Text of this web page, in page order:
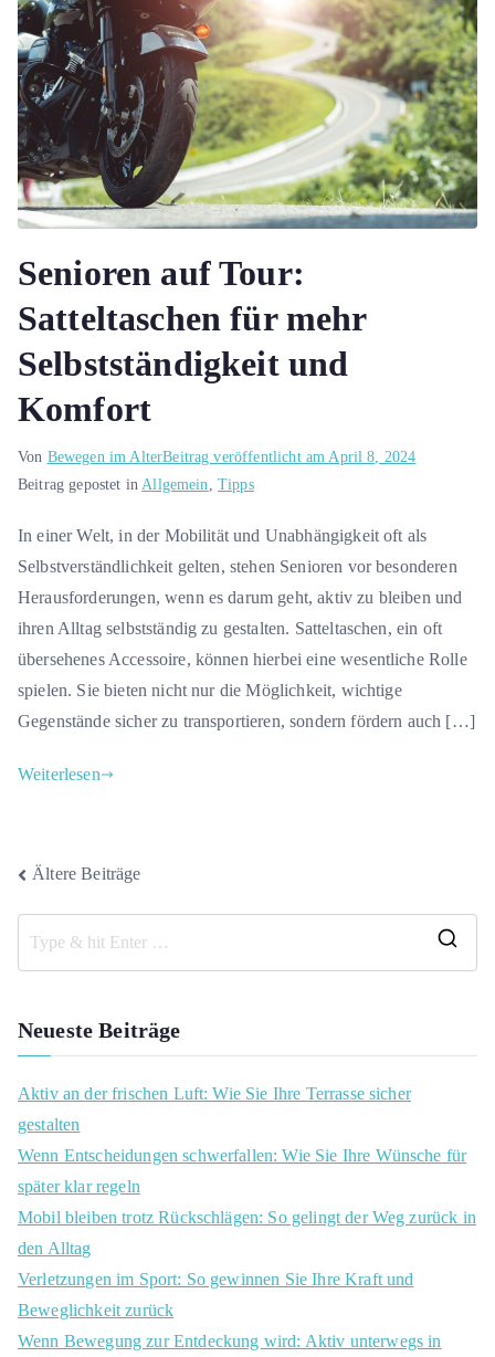
Senioren auf Tour:
Satteltaschen für mehr
Selbstständigkeit und
Komfort
Von Bewegen im AlterBeitrag veröffentlicht amApril 8, 2024
Beitrag gepostet inAllgemein, Tipps
In einer Welt, in der Mobilität und Unabhängigkeit oft als
Selbstverständlichkeit gelten, stehen Senioren vor besonderen
Herausforderungen, wenn es darum geht, aktiv zu bleiben und
ihren Alltag selbstständig zu gestalten. Satteltaschen, ein oft
übersehenes Accessoire, können hierbei eine wesentliche Rolle
spielen. Sie bieten nicht nur die Möglichkeit, wichtige
Gegenstände sicher zu transportieren, sondern fördern auch […]
Weiterlesen
Beitragsnavigation
Ältere Beiträge
Neueste Beiträge
Aktiv an der frischen Luft: Wie Sie Ihre Terrasse sicher
gestalten
Wenn Entscheidungen schwerfallen: Wie Sie Ihre Wünsche für
später klar regeln
Mobil bleiben trotz Rückschlägen: So gelingt der Weg zurück in
den Alltag
Verletzungen im Sport: So gewinnen Sie Ihre Kraft und
Beweglichkeit zurück
Wenn Bewegung zur Entdeckung wird: Aktiv unterwegs in